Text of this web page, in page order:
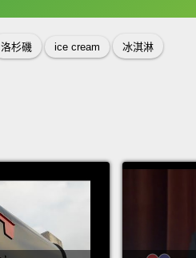
洛杉磯 ice cream 冰淇淋